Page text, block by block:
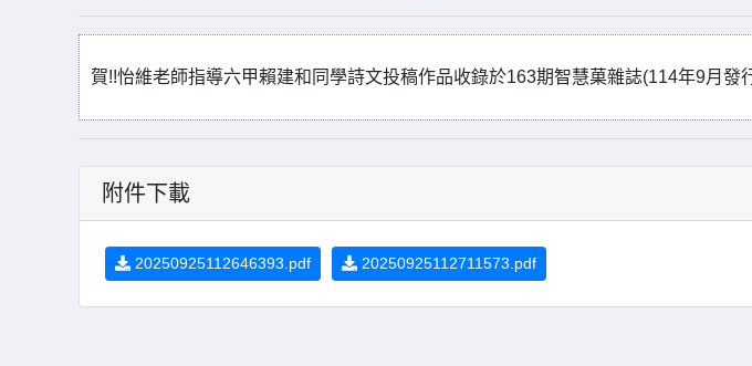
賀!!怡維老師指導六甲賴建和同學詩文投稿作品收錄於163期智慧菓雜誌(114年9月發
附件下載
20250925112646393.pdf 20250925112711573.pdf